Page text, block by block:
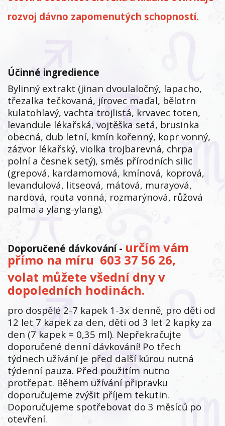
rozvoj dávno zapomenutých schopností.
Účinné ingredience
Bylinný extrakt (jinan dvoulaločný, lapacho,
třezalka tečkovaná, jírovec maďal, bělotrn
kulatohlavý, vachta trojlistá, krvavec toten,
levandule lékařská, vojtěška setá, brusinka
obecná, dub letní, kmín kořenný, kopr vonný,
zázvor lékařský, violka trojbarevná, chrpa
polní a česnek setý), směs přírodních silic
(grepová, kardamomová, kmínová, koprová,
levandulová, litseová, mátová, murayová,
nardová, routa vonná, rozmarýnová, růžová
palma a ylang-ylang).
Doporučené dávkování - určím vám
přímo na míru 603 37 56 26,
volat můžete všední dny v
dopoledních hodinách.
pro dospělé 2-7 kapek 1-3x denně, pro děti od
12 let 7 kapek za den, děti od 3 let 2 kapky za
den (7 kapek = 0,35 ml). Nepřekračujte
doporučené denní dávkování! Po třech
týdnech užívání je před další kúrou nutná
týdenní pauza. Před použitím nutno
protřepat. Během užívání připravku
doporučujeme zvýšit příjem tekutin.
Doporučujeme spotřebovat do 3 měsíců po
otevření.